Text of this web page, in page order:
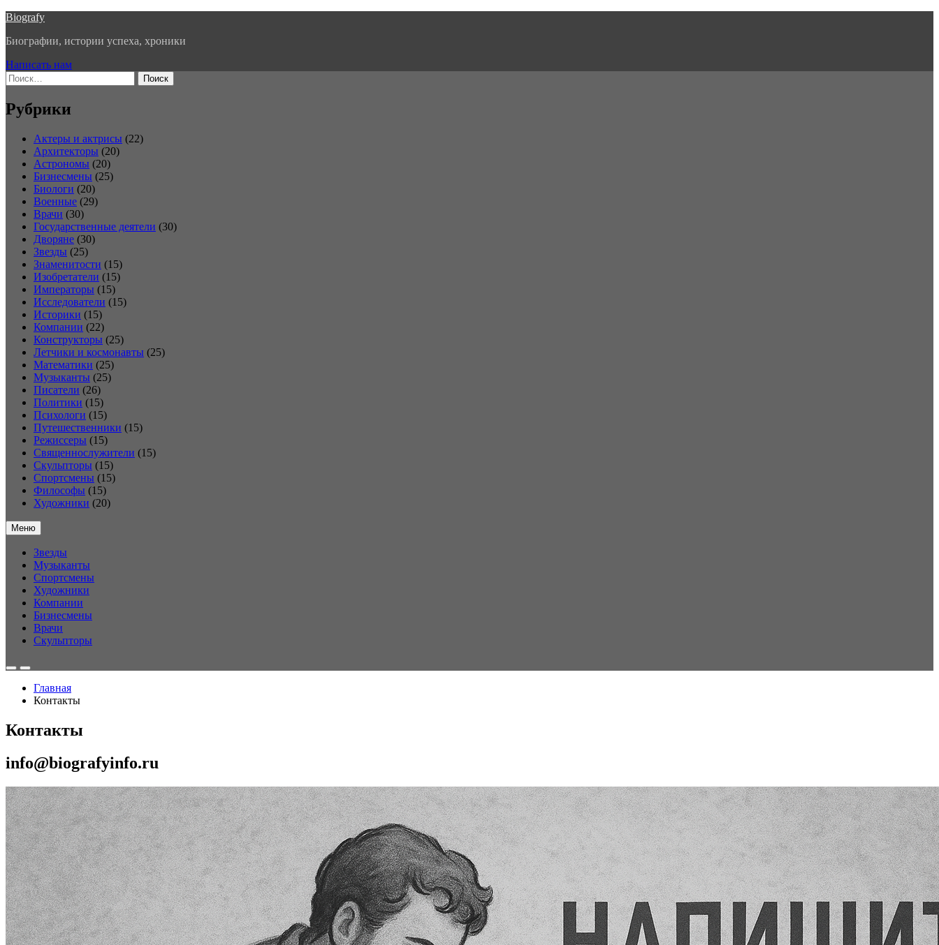
Перейти
содержимому
Biografy
Биографии, истории успеха, хроники
Написать нам
Найти:
Рубрики
Актеры и актрисы (22)
Архитекторы (20)
Астрономы (20)
Бизнесмены (25)
Биологи (20)
Военные (29)
Врачи (30)
Государственные деятели (30)
Дворяне (30)
Звезды (25)
Знаменитости (15)
Изобретатели (15)
Императоры (15)
Исследователи (15)
Историки (15)
Компании (22)
Конструкторы (25)
Летчики и космонавты (25)
Математики (25)
Музыканты (25)
Писатели (26)
Политики (15)
Психологи (15)
Путешественники (15)
Режиссеры (15)
Священнослужители (15)
Скульпторы (15)
Спортсмены (15)
Философы (15)
Художники (20)
Меню
Звезды
Музыканты
Спортсмены
Художники
Компании
Бизнесмены
Врачи
Скульпторы
Главная
Контакты
Контакты
info@biografyinfo.ru